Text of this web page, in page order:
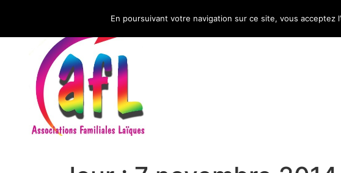
CNAFAL Bulletin
En poursuivant votre navigation sur ce site, vous acceptez